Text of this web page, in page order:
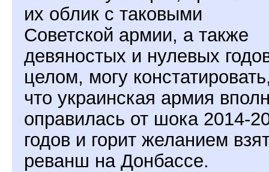
их облик с таковыми
Советской армии, а также
девяностых и нулевых
целом, могу
что украинская армия
оправилась от шока 2014-
годов и горит желанием
реванш на Донбассе.